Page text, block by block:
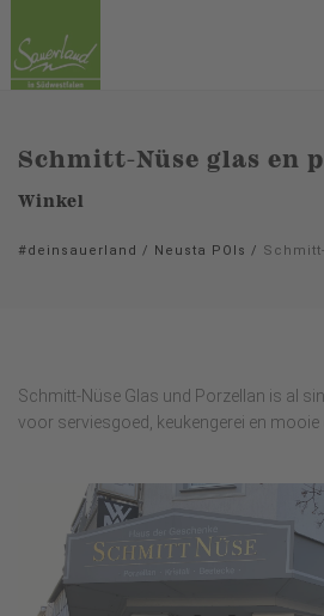
Schmitt-Nüse glas en
Winkel
#deinsauerland / Neusta POIs /
Schmitt-Nüse Glas und Porzellan is al
voor serviesgoed, keukengerei en mooie